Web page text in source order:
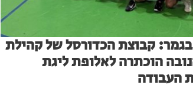
81:65 בגמר: קבוצת הכדורסל של קהילת
הוכתרה לאלופת ליגת
העבודה